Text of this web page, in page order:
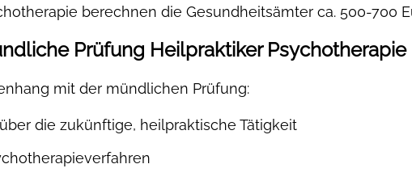
berechnen die Gesundheitsämter ca. 500-700
Prüfung Heilpraktiker Psychotherapie
mit der mündlichen Prüfung:
die zukünftige, heilpraktische Tätigkeit